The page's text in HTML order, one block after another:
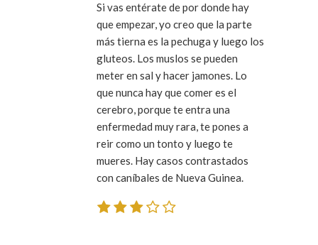
Si vas entérate de por donde hay
que empezar, yo creo que la parte
más tierna es la pechuga y luego los
gluteos. Los muslos se pueden
meter en sal y hacer jamones. Lo
que nunca hay que comer es el
cerebro, porque te entra una
enfermedad muy rara, te pones a
reir como un tonto y luego te
mueres. Hay casos contrastados
con caníbales de Nueva Guinea.